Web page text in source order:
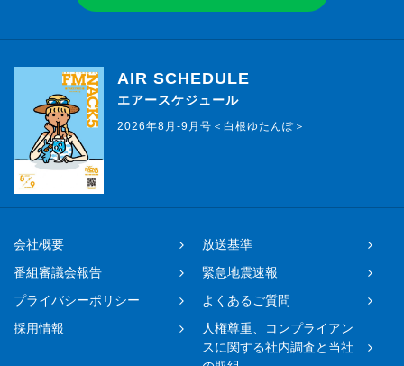
AIR SCHEDULE
エアースケジュール
2026年8月-9月号＜白根ゆたんぽ＞
会社概要
放送基準
番組審議会報告
緊急地震速報
プライバシーポリシー
よくあるご質問
採用情報
人権尊重、コンプライアン
スに関する社内調査と当社